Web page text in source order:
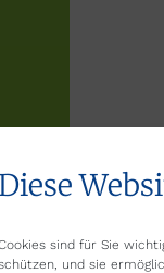
Diese
sind für Sie
und sie